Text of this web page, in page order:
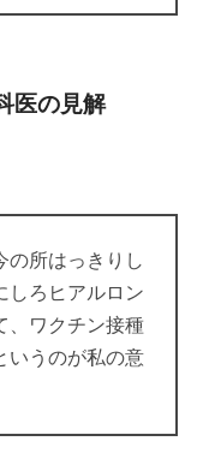
医の見解
の所はっきりし
しろヒアルロン
、ワクチン接種
いうのが私の意